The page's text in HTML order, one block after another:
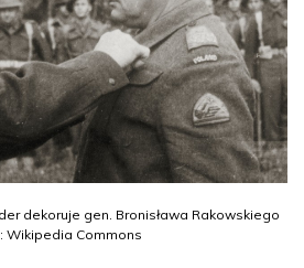
dekoruje gen. Bronisława Rakowskiego
Wikipedia Commons